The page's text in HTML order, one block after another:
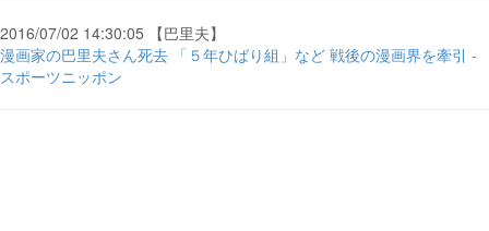
2016/07/02 14:30:05 【巴里夫】
漫画家の巴里夫さん死去 「５年ひばり組」など 戦後の漫画界を牽引 -
スポーツニッポン